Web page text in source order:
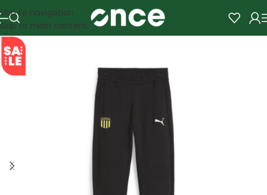
Skip to navigation
Skip to main content
SALE